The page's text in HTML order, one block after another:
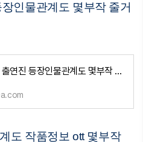
인물관계도 몇부작 줄거
미녀와 순정남 출연진 등장인물관계도 몇부작 줄거리 작가 ott 및 작품정보
도 작품정보 ott 몇부작